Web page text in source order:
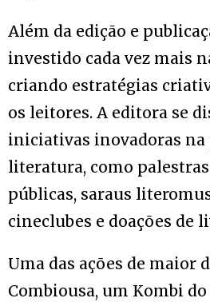
Além da edição e
investido cada vez mais
criando estratégias
os leitores. A editora se
iniciativas inovadoras na
literatura, como
públicas, saraus
cineclubes e doações de
Uma das ações de maior
Combiousa, um Kombi